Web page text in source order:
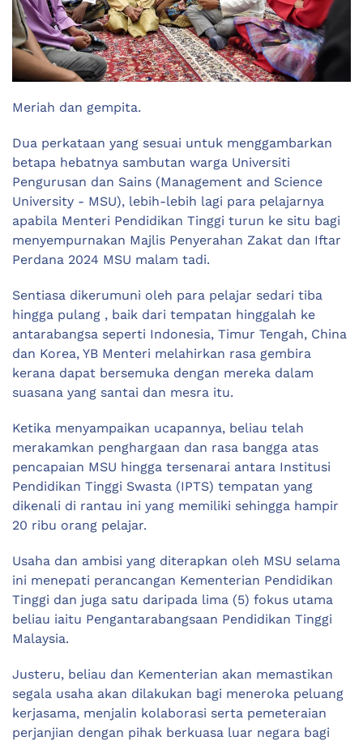
Meriah dan gempita.
Dua perkataan yang sesuai untuk menggambarkan
betapa hebatnya sambutan warga Universiti
Pengurusan dan Sains (Management and Science
University - MSU), lebih-lebih lagi para pelajarnya
apabila Menteri Pendidikan Tinggi turun ke situ bagi
menyempurnakan Majlis Penyerahan Zakat dan Iftar
Perdana 2024 MSU malam tadi.
Sentiasa dikerumuni oleh para pelajar sedari tiba
hingga pulang , baik dari tempatan hinggalah ke
antarabangsa seperti Indonesia, Timur Tengah, China
dan Korea, YB Menteri melahirkan rasa gembira
kerana dapat bersemuka dengan mereka dalam
suasana yang santai dan mesra itu.
Ketika menyampaikan ucapannya, beliau telah
merakamkan penghargaan dan rasa bangga atas
pencapaian MSU hingga tersenarai antara Institusi
Pendidikan Tinggi Swasta (IPTS) tempatan yang
dikenali di rantau ini yang memiliki sehingga hampir
20 ribu orang pelajar.
Usaha dan ambisi yang diterapkan oleh MSU selama
ini menepati perancangan Kementerian Pendidikan
Tinggi dan juga satu daripada lima (5) fokus utama
beliau iaitu Pengantarabangsaan Pendidikan Tinggi
Malaysia.
Justeru, beliau dan Kementerian akan memastikan
segala usaha akan dilakukan bagi meneroka peluang
kerjasama, menjalin kolaborasi serta pemeteraian
perjanjian dengan pihak berkuasa luar negara bagi